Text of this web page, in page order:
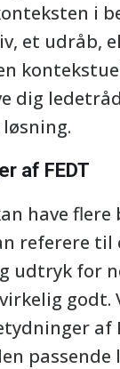
i
et udråb,
dig
af FEDT
have
referere
udtryk for
godt.
af
passende